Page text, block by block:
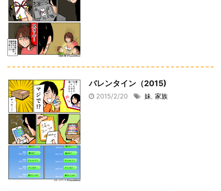
バレンタイン（2015)
2015/2/20 妹, 家族